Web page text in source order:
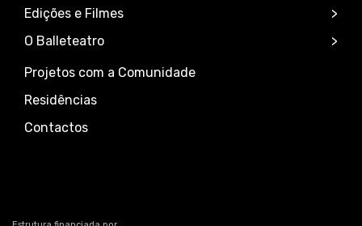
Edições e Filmes
O Balleteatro
Projetos com a Comunidade
Residências
Contactos